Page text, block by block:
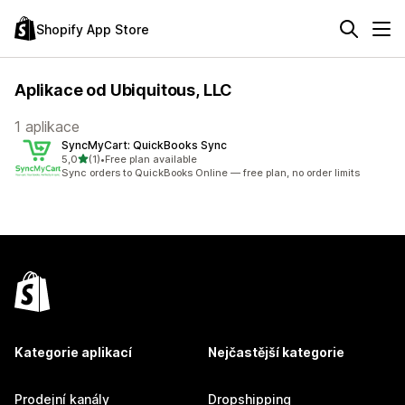
Shopify App Store
Aplikace od Ubiquitous, LLC
1 aplikace
SyncMyCart: QuickBooks Sync
5,0z 5 hvězd
(1)
Celkový počet recenzí: 1
•Free plan available
Sync orders to QuickBooks Online — free plan, no order limits
Kategorie aplikací
Prodejní kanály
Nejčastější kategorie
Dropshipping